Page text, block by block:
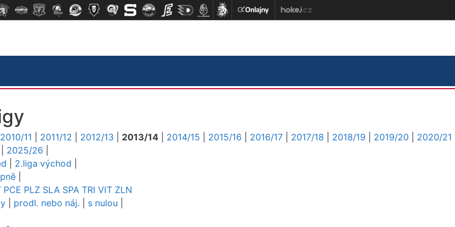
2010/11 2011/12 2012/13 2013/14 2014/15 2015/16 2016/17 2017/18 2018/19 2019/20
2020/21
2025/26
2.liga východ
PCE PLZ SLA SPA TRI VIT ZLN
prodl. nebo náj. s nulou